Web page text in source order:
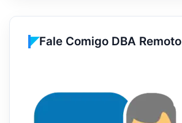
Fale Comigo DBA Remoto